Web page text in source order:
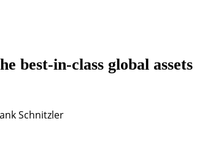
best-in-class global assets
Schnitzler